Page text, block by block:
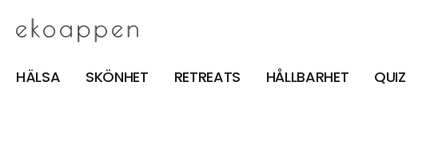
HÄLSA SKÖNHET RETREATS HÅLLBARHET QUIZ